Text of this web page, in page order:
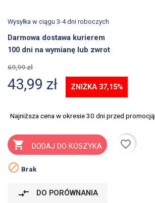
Wysyłka w ciągu 3-4 dni roboczych
Darmowa dostawa kurierem
100 dni na wymianę lub zwrot
69,99 zł
43,99 zł ZNIŻKA 37,15%
Najniższa cena w okresie 30 dni przed promocją:
 DODAJ DO KOSZYKA
favorite_border
 Brak
compare_arrows DO PORÓWNANIA